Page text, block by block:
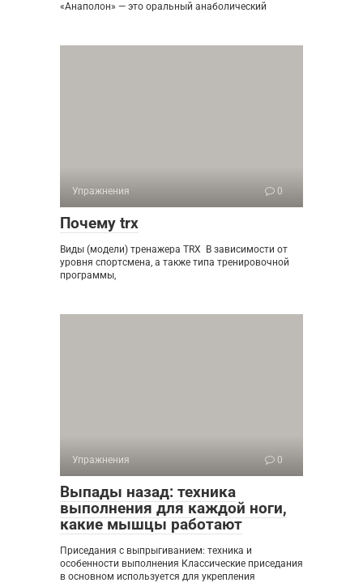
«Анаполон» — это оральный анаболический
Упражнения 0
Почему trx
Виды (модели) тренажера TRX В зависимости от
уровня спортсмена, а также типа тренировочной
программы,
Упражнения 0
Выпады назад: техника
выполнения для каждой ноги,
какие мышцы работают
Приседания с выпрыгиванием: техника и
особенности выполнения Классические приседания
в основном используется для укрепления